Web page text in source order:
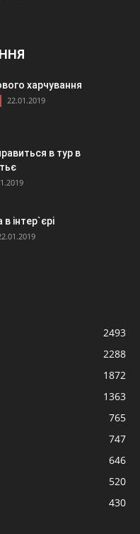
харчування
22.01.2019
в тур в
інтер`єрі
2493
2288
1872
1363
765
747
646
520
430